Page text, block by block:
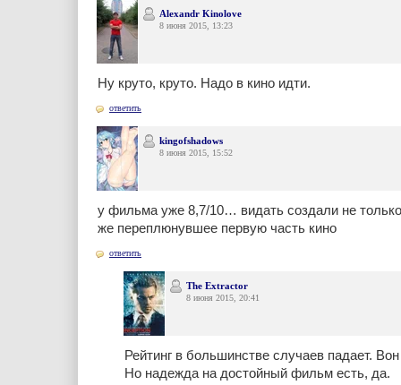
Alexandr Kinolove
8 июня 2015, 13:23
Ну круто, круто. Надо в кино идти.
ответить
kingofshadows
8 июня 2015, 15:52
у фильма уже 8,7/10… видать создали не
же переплюнувшее первую часть кино
ответить
The Extractor
8 июня 2015, 20:41
Рейтинг в большинстве случаев падает.
Но надежда на достойный фильм есть, да.